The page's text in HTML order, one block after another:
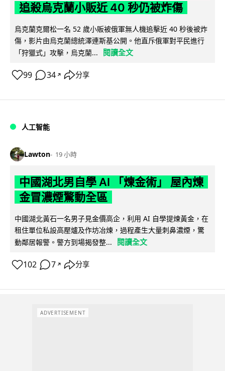
追殺烏克蘭小販近 40 秒仍被炸傷
烏克蘭克爾松一名 52 歲小販被俄軍無人機追擊近 40 秒後被炸
傷，影片由烏克蘭總統澤連斯基公開。他直斥俄軍對平民進行
「狩獵式」攻擊，烏克蘭...
閱讀全文
99 34 ↗ 分享
人工智能
Lawton 19 小時
中國湖北男自學 AI 「煉金術」 屋內煉
金冒濃煙驚動全區
中國湖北黃石一名男子見金價高企，利用 AI 自學提煉黃金，在
租住單位私設高壓爐及作坊冶煉，過程產生大量刺鼻濃煙，驚
動鄰居報警。警方到場揭發整...
閱讀全文
102 7 ↗ 分享
ADVERTISEMENT